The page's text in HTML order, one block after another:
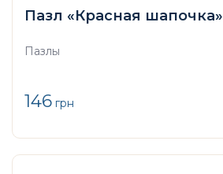
Пазл «Красная шапочка»
Пазлы
146 грн